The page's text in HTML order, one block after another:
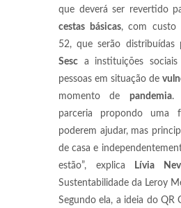
que deverá ser revertido
cestas básicas, com custo
52, que serão distribuídas
Sesc a instituições
pessoas em situação de
momento de pandemia.
parceria propondo uma
poderem ajudar, mas
de casa e
estão”, explica
Lívia
Sustentabilidade da Leroy
Segundo ela, a ideia do QR